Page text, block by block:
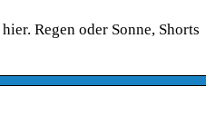
Regen oder Sonne, Shorts